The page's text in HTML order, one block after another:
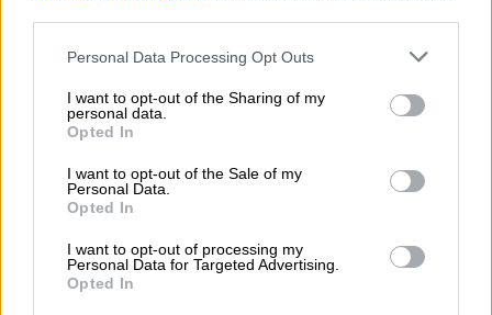
Please note that this website/app uses one or more Google
not limited to your visit or usage behaviour. You may click to
grant or deny consent to Google and its third-party tags to
use your data for below specified purposes in below Google
consent section.
Personal Data Processing Opt Outs
I want to opt-out of the Sharing of my
personal data.
Opted In
I want to opt-out of the Sale of my
Personal Data.
Opted In
I want to opt-out of processing my
Personal Data for Targeted Advertising.
Opted In
σκόραραν τρία γκολ σε 15 λεπτά και
κλείδωσαν το τρίποντο. Στο 31' ο Τσούπο-
Μοτίνγκ, στο 40' ο Κομάν και στο 45'+1' ο
Βαθμολογία (22 αγώνες)
Μπάγερν Μονάχου 46
Ντόρτμουντ 46